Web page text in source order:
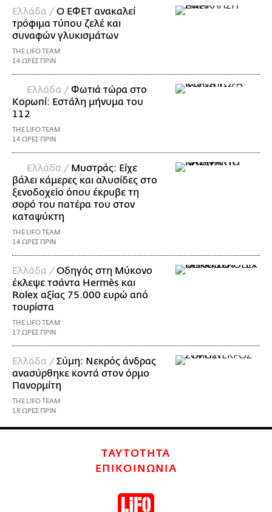
Ελλάδα /Ο ΕΦΕΤ ανακαλεί
τρόφιμα τύπου ζελέ και
συναφών γλυκισμάτων
THE LIFO TEAM
14 ΩΡΕΣ ΠΡΙΝ
Ελλάδα /Φωτιά τώρα στο
Κορωπί: Εστάλη μήνυμα του
112
THE LIFO TEAM
14 ΩΡΕΣ ΠΡΙΝ
Ελλάδα / Μυστράς: Είχε
βάλει κάμερες και αλυσίδες στο
ξενοδοχείο όπου έκρυβε τη
σορό του πατέρα του στον
καταψύκτη
THE LIFO TEAM
14 ΩΡΕΣ ΠΡΙΝ
Ελλάδα /Οδηγός στη Μύκονο
έκλεψε τσάντα Hermès και
Rolex αξίας 75.000 ευρώ από
τουρίστα
THE LIFO TEAM
17 ΩΡΕΣ ΠΡΙΝ
Ελλάδα /Σύμη: Νεκρός άνδρας
ανασύρθηκε κοντά στον όρμο
Πανορμίτη
THE LIFO TEAM
18 ΩΡΕΣ ΠΡΙΝ
ΤΑΥΤΟΤΗΤΑ
ΕΠΙΚΟΙΝΩΝΙΑ